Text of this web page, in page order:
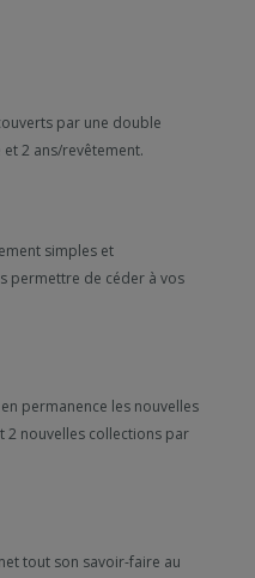
par une double
2 ans/revêtement.
simples et
permettre de céder à vos
permanence les nouvelles
2 nouvelles collections par
tout son savoir-faire au